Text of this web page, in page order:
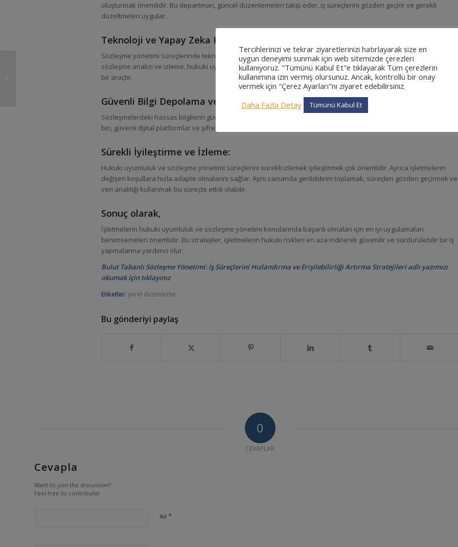
oluşturmak önemlidir. Bu departman, güncel düzenlemeleri takip eder, iş süreçlerini gözden geçirir ve gerekli
düzeltmeleri uygular.
Teknoloji ve Yapay Zeka Kullanımı:
Sözleşme yönetimi süreçlerinde teknoloji ve yapay zeka kullanımı, işleri hızlandırır ve doğruluğu artırır. Otomatik
sözleşme analizi ve izleme, hukuki uyumluluğu artırmak önemlidir. Ayrıca iş süreçlerini optimize etmek için de güçlü
bir araçtır.
Güvenli Bilgi Depolama ve Paylaşım:
Sözleşmelerdeki hassas bilgilerin güvenli bir şekilde depolanması ve paylaşılması kritiktir. En iyi uygulamalardan
biri, güvenli dijital platformlar ve şifreleme teknolojileri kullanmaktır.
Sürekli İyileştirme ve İzleme:
Hukuki uyumluluk ve sözleşme yönetimi süreçlerini sürekli izlemek iyileştirmek çok önemlidir. Ayrıca işletmelerin
değişen koşullara hızla adapte olmalarını sağlar. Aynı zamanda geribildirim toplamak, süreçleri gözden geçirmek ve
veri analitiği kullanmak bu süreçte etkili olabilir.
Sonuç olarak,
İşletmelerin hukuki uyumluluk ve sözleşme yönetimi konularında başarılı olmaları için en iyi uygulamaları
benimsemeleri önemlidir. Bu stratejiler, işletmelerin hukuki riskleri en aza indirerek güvenilir ve sürdürülebilir bir iş
yapmalarına yardımcı olur.
Bulut Tabanlı Sözleşme Yönetimi: İş Süreçlerini Hızlandırma ve Erişilebilirliği Artırma Stratejileriadlı yazımızı
okumak için tıklayınız
Etiketler: yerel düzenleme
Bu gönderiyi paylaş
0
CEVAPLAR
Cevapla
Want to join the discussion?
Feel free to contribute!
Ad *
Tercihlerinizi ve tekrar ziyaretlerinizi hatırlayarak size en
uygun deneyimi sunmak için web sitemizde çerezleri
kullanıyoruz. "Tümünü Kabul Et"e tıklayarak Tüm çerezlerin
kullanımına izin vermiş olursunuz. Ancak, kontrollü bir onay
vermek için "Çerez Ayarları"nı ziyaret edebilirsiniz.
Daha Fazla Detay
Tümünü Kabul Et